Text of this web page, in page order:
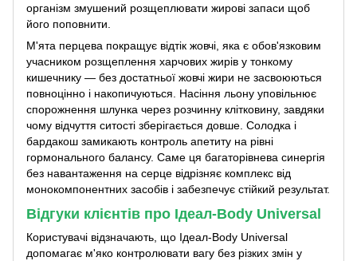
організм змушений розщеплювати жирові запаси щоб
його поповнити.
М'ята перцева покращує відтік жовчі, яка є обов'язковим
учасником розщеплення харчових жирів у тонкому
кишечнику — без достатньої жовчі жири не засвоюються
повноцінно і накопичуються. Насіння льону уповільнює
спорожнення шлунка через розчинну клітковину, завдяки
чому відчуття ситості зберігається довше. Солодка і
бардакош замикають контроль апетиту на рівні
гормонального балансу. Саме ця багаторівнева синергія
без навантаження на серце відрізняє комплекс від
монокомпонентних засобів і забезпечує стійкий результат.
Відгуки клієнтів про Ідеал-Body Universal
Користувачі відзначають, що Ідеал-Body Universal
допомагає м'яко контролювати вагу без різких змін у